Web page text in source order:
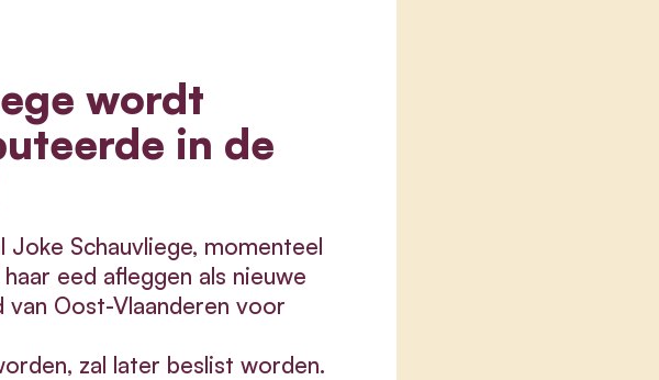
wordt
in de
Joke Schauvliege, momenteel
eed afleggen als nieuwe
Oost-Vlaanderen voor
zal later beslist worden.